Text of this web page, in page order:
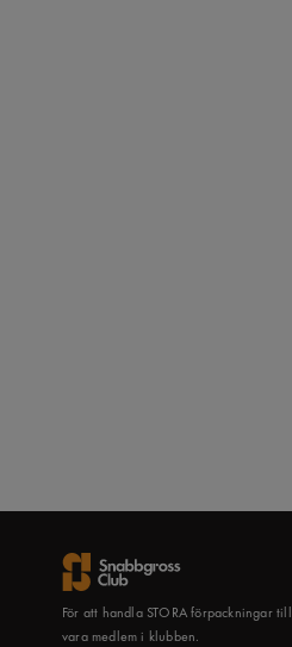
För att handla STORA förpackningar
vara medlem i klubben.